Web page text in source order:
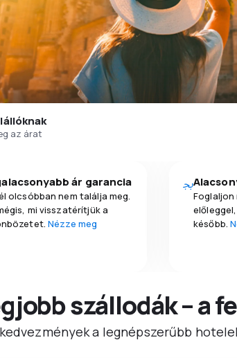
az árat
ár garancia
olcsóbban nem találja meg.
mi visszatérítjük a
Nézze meg
később.
szállodák – a
a legnépszerűbb